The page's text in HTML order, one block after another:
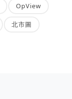
OpView
北市圖